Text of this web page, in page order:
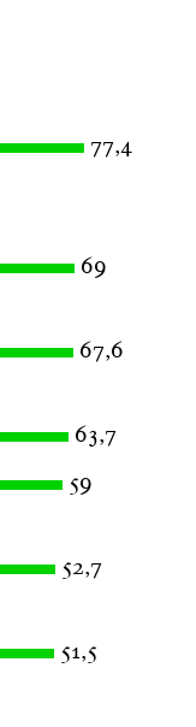
77,4
69
67,6
63,7
59
52,7
51,5